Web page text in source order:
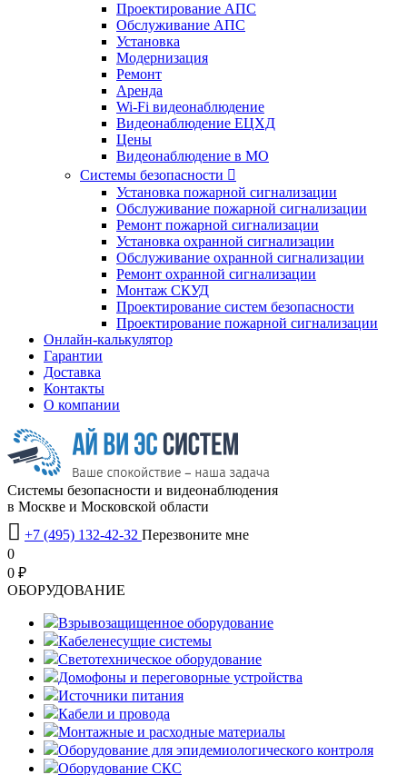
Проектирование АПС
Обслуживание АПС
Установка
Модернизация
Ремонт
Аренда
Wi-Fi видеонаблюдение
Видеонаблюдение ЕЦХД
Цены
Видеонаблюдение в МО
Системы безопасности 
Установка пожарной сигнализации
Обслуживание пожарной сигнализации
Ремонт пожарной сигнализации
Установка охранной сигнализации
Обслуживание охранной сигнализации
Ремонт охранной сигнализации
Монтаж СКУД
Проектирование систем безопасности
Проектирование пожарной сигнализации
Онлайн-калькулятор
Гарантии
Доставка
Контакты
О компании
Системы безопасности и видеонаблюдения
в Москве и Московской области
 +7 (495) 132-42-32 Перезвоните мне
0
0 ₽
OБОРУДОВАНИЕ
Взрывозащищенное оборудование
Кабеленесущие системы
Светотехническое оборудование
Домофоны и переговорные устройства
Источники питания
Кабели и провода
Монтажные и расходные материалы
Оборудование для эпидемиологического контроля
Оборудование СКС